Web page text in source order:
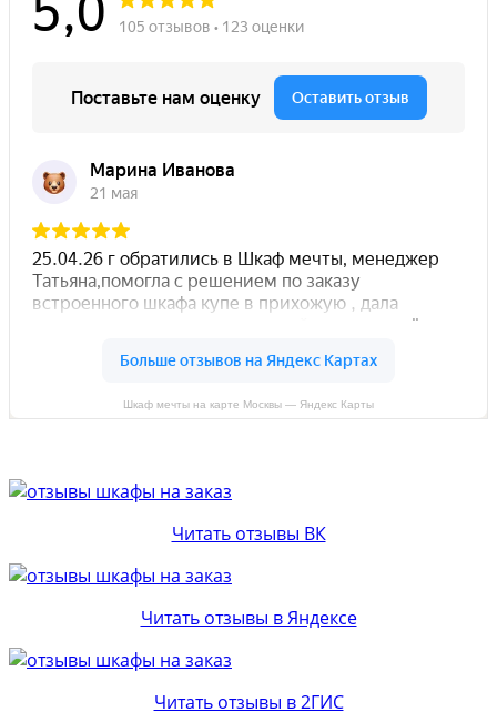
Шкаф мечты на карте Москвы — Яндекс Карты
Читать отзывы ВК
Читать отзывы в Яндексе
Читать отзывы в 2ГИС